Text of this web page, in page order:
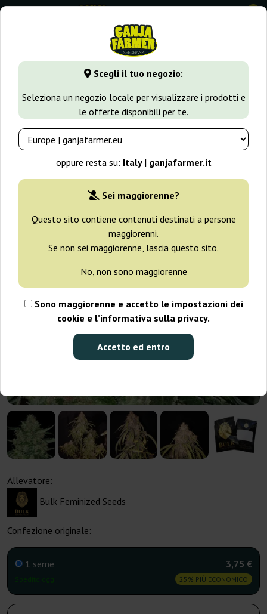
Scegli il tuo negozio:
Seleziona un negozio locale per visualizzare i prodotti e
le offerte disponibili per te.
oppure resta su: Italy | ganjafarmer.it
Sei maggiorenne?
Questo sito contiene contenuti destinati a persone
maggiorenni.
Se non sei maggiorenne, lascia questo sito.
No, non sono maggiorenne
Sono maggiorenne e accetto le impostazioni dei
cookie e l’informativa sulla privacy.
Accetto ed entro
0
GanjaFarmer.it Varietà di Cannabis Skunk Auto Super
Seeds
-25%
Allevatore:
Bulk Feminized Seeds
Confezione originale:
1 seme 3,75 €
25% PIÙ ECONOMICO